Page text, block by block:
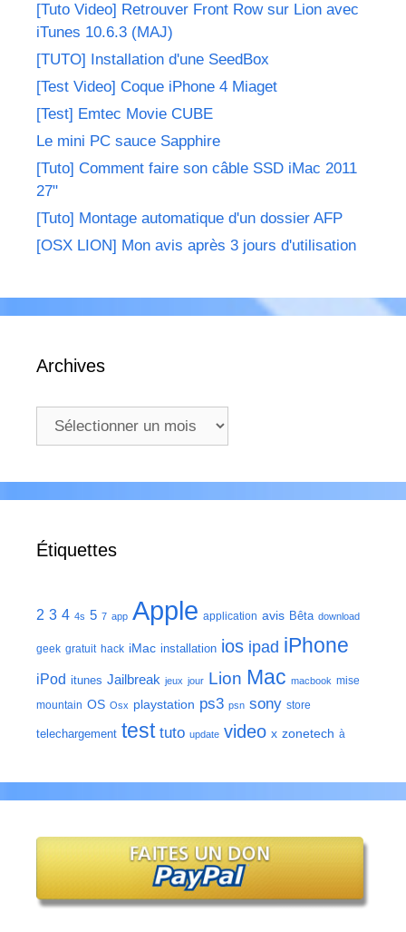
[Tuto Video] Retrouver Front Row sur Lion avec
iTunes 10.6.3 (MAJ)
[TUTO] Installation d'une SeedBox
[Test Video] Coque iPhone 4 Miaget
[Test] Emtec Movie CUBE
Le mini PC sauce Sapphire
[Tuto] Comment faire son câble SSD iMac 2011
27"
[Tuto] Montage automatique d'un dossier AFP
[OSX LION] Mon avis après 3 jours d'utilisation
Archives
Archives
Étiquettes
2 3 4 4s 5 7 app Apple application avis Bêta download
geek gratuit hack iMac installation ios ipad iPhone
iPod itunes Jailbreak jeux jour Lion Mac macbook mise
mountain OS Osx playstation ps3 psn sony store
telechargement test tuto update video x zonetech à